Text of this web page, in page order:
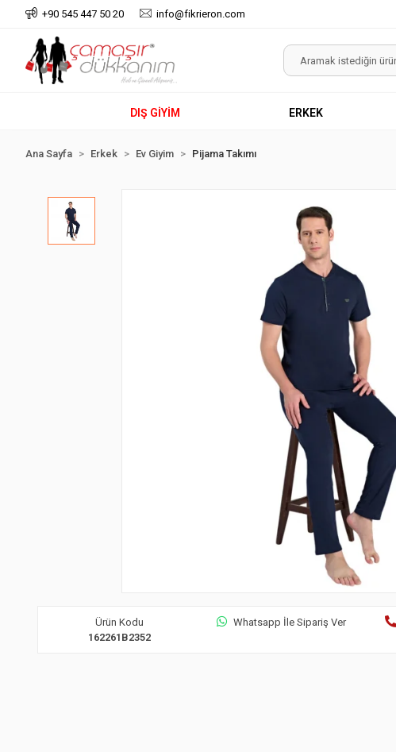
+90 545 447 50 20 info@fikrieron.com
DIŞ GİYİM ERKEK
Ana Sayfa Erkek Ev Giyim Pijama Takımı
Ürün Kodu
162261B2352
Whatsapp İle Sipariş Ver